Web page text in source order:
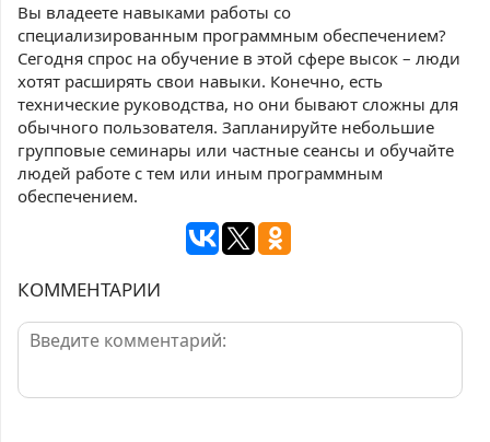
Вы владеете навыками работы со
специализированным программным обеспечением?
Сегодня спрос на обучение в этой сфере высок – люди
хотят расширять свои навыки. Конечно, есть
технические руководства, но они бывают сложны для
обычного пользователя. Запланируйте небольшие
групповые семинары или частные сеансы и обучайте
людей работе с тем или иным программным
обеспечением.
КОММЕНТАРИИ